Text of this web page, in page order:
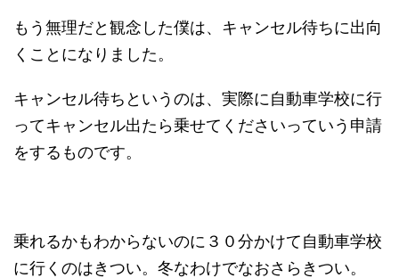
もう無理だと観念した僕は、キャンセル待ちに出向
くことになりました。
キャンセル待ちというのは、実際に自動車学校に行
ってキャンセル出たら乗せてくださいっていう申請
をするものです。
乗れるかもわからないのに３０分かけて自動車学校
に行くのはきつい。冬なわけでなおさらきつい。